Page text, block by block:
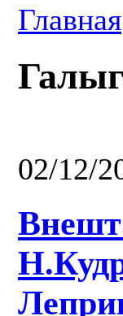
Главная
02/12/